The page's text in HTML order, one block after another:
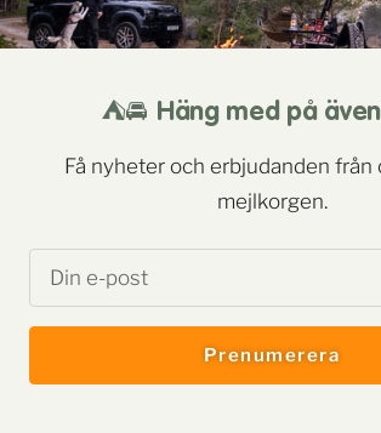
⛺️🚘 Häng med på
Få nyheter och erbjudanden från
mejlkorgen.
Din e-post
Prenumerera
göra, vi önskar att vi hade haft mer
(för oss som bor i Åre en dag upp och